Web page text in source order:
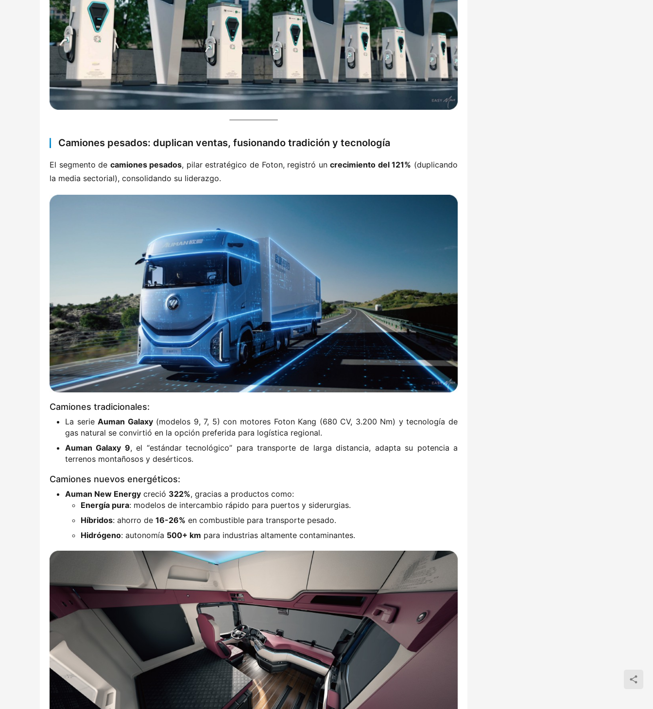
Camiones pesados: duplican ventas, fusionando tradición y tecnología
El segmento de ​ ​camiones pesados​​, pilar estratégico de Foton, registró un ​​crecimiento del 121%​ ​ (duplicando
la media sectorial), consolidando su liderazgo.
Camiones tradicionales:
La serie ​​Auman Galaxy​​ (modelos 9, 7, 5) con motores Foton Kang (680 CV, 3.200 Nm) y tecnología de
gas natural se convirtió en la opción preferida para logística regional.
​Auman Galaxy 9​​, el “estándar tecnológico” para transporte de larga distancia, adapta su potencia a
terrenos montañosos y desérticos.
Camiones nuevos energéticos:
​Auman New Energy​ ​ creció ​ ​322%​​, gracias a productos como:
​Energía pura​​: modelos de intercambio rápido para puertos y siderurgias.
​Híbridos​​: ahorro de ​ ​16-26%​ ​ en combustible para transporte pesado.
​Hidrógeno​​: autonomía ​ ​500+ km​ ​ para industrias altamente contaminantes.